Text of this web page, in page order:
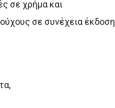
σε χρήμα και
σε συνέχεια